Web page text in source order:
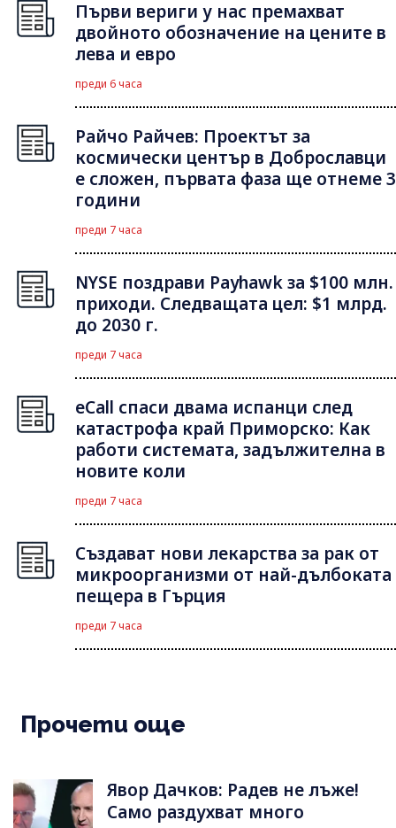
Първи вериги у нас премахват
двойното обозначение на цените в
лева и евро
преди 6 часа
Райчо Райчев: Проектът за
космически център в Доброславци
е сложен, първата фаза ще отнеме 3
години
преди 7 часа
NYSE поздрави Payhawk за $100 млн.
приходи. Следващата цел: $1 млрд.
до 2030 г.
преди 7 часа
eCall спаси двама испанци след
катастрофа край Приморско: Как
работи системата, задължителна в
новите коли
преди 7 часа
Създават нови лекарства за рак от
микроорганизми от най-дълбоката
пещера в Гърция
преди 7 часа
Прочети още
Явор Дачков: Радев не лъже!
Само раздухват много